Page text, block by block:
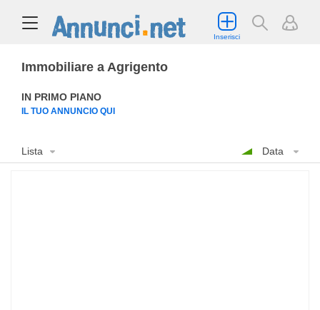
Inserisci
Immobiliare a Agrigento
IN PRIMO PIANO
IL TUO ANNUNCIO QUI
Lista Data